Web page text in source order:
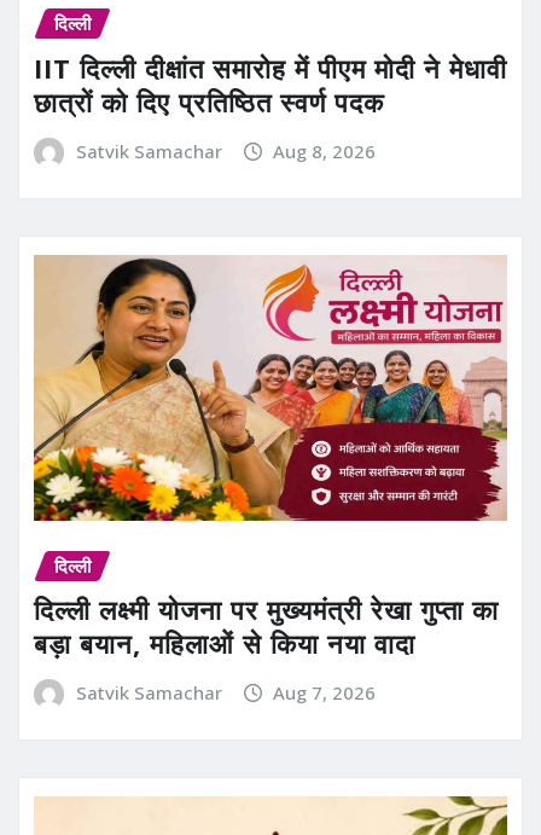
दिल्ली
IIT दिल्ली दीक्षांत समारोह में पीएम मोदी ने मेधावी
छात्रों को दिए प्रतिष्ठित स्वर्ण पदक
Satvik Samachar Aug 8, 2026
दिल्ली
दिल्ली लक्ष्मी योजना पर मुख्यमंत्री रेखा गुप्ता का
बड़ा बयान, महिलाओं से किया नया वादा
Satvik Samachar Aug 7, 2026